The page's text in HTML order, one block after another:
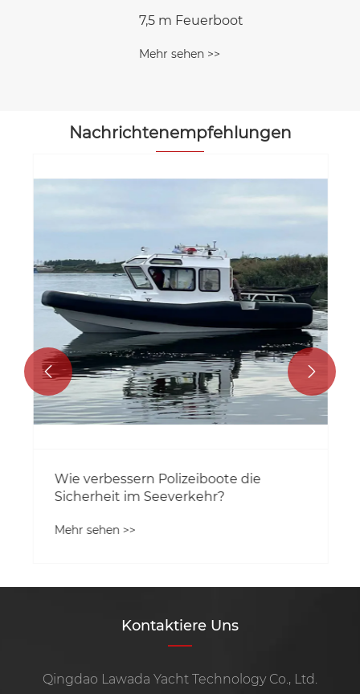
7,5 m Feuerboot
Nachrichtenempfehlungen
Wie verbessern Polizeiboote die
Sicherheit im Seeverkehr?
Mehr sehen >>
 
Kontaktiere Uns
Qingdao Lawada Yacht Technology Co., Ltd.